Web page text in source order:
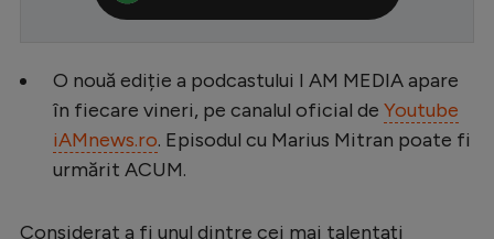
Premier League
Serie A
Bundesliga
Ligue 1
Campionate
O nouă ediție a podcastului I AM MEDIA apare
în fiecare vineri, pe canalul oficial de Youtube
iAMnews.ro. Episodul cu Marius Mitran poate fi
urmărit ACUM.
Considerat a fi unul dintre cei mai talentați